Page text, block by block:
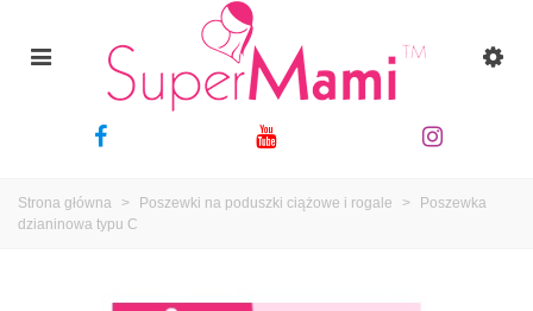
Strona główna > Poszewki na poduszki ciążowe i rogale >
Poszewka
dzianinowa typu C